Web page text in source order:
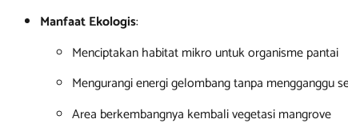
Manfaat Ekologis:
Menciptakan habitat mikro untuk organisme pantai
Mengurangi energi gelombang tanpa mengganggu
Area berkembangnya kembali vegetasi mangrove